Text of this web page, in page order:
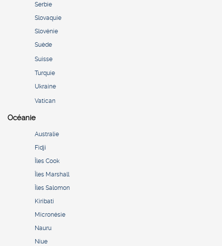
Serbie
Slovaquie
Slovénie
Suède
Suisse
Turquie
Ukraine
Vatican
Océanie
Australie
Fidji
Îles Cook
Îles Marshall
Îles Salomon
Kiribati
Micronésie
Nauru
Niue